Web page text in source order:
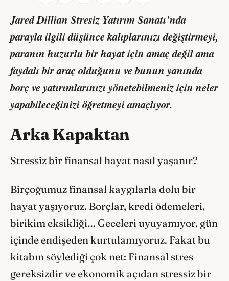
Jared Dillian Stresiz Yatırım Sanatı’nda
parayla ilgili düşünce kalıplarınızı değiştirmeyi,
paranın huzurlu bir hayat için amaç değil ama
faydalı bir araç olduğunu ve bunun yanında
borç ve yatırımlarınızı yönetebilmeniz için neler
yapabileceğinizi öğretmeyi amaçlıyor.
Arka Kapaktan
Stressiz bir finansal hayat nasıl yaşanır?
Birçoğumuz finansal kaygılarla dolu bir
hayat yaşıyoruz. Borçlar, kredi ödemeleri,
birikim eksikliği… Geceleri uyuyamıyor, gün
içinde endişeden kurtulamıyoruz. Fakat bu
kitabın söylediği çok net: Finansal stres
gereksizdir ve ekonomik açıdan stressiz bir